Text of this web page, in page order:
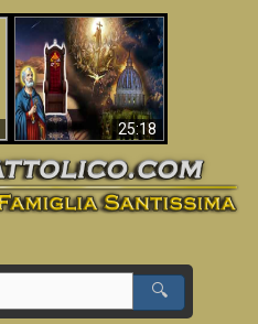
25:18
La Bibbia ha previsto
70 anni senza Papa?
🔍